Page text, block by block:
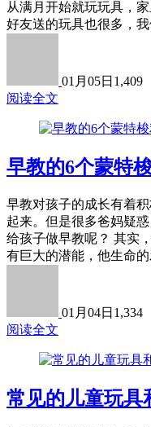
从满月开始就玩玩具，
好友送的玩具也很多，
01月05日 1,409
阅读全文
早教的6个蒙特
早教对孩子的成长有着
起来。但是很多爸妈疑
给孩子做早教呢？ 其实
有巨大的潜能，他生命
01月04日 1,334
阅读全文
常见的儿童玩具